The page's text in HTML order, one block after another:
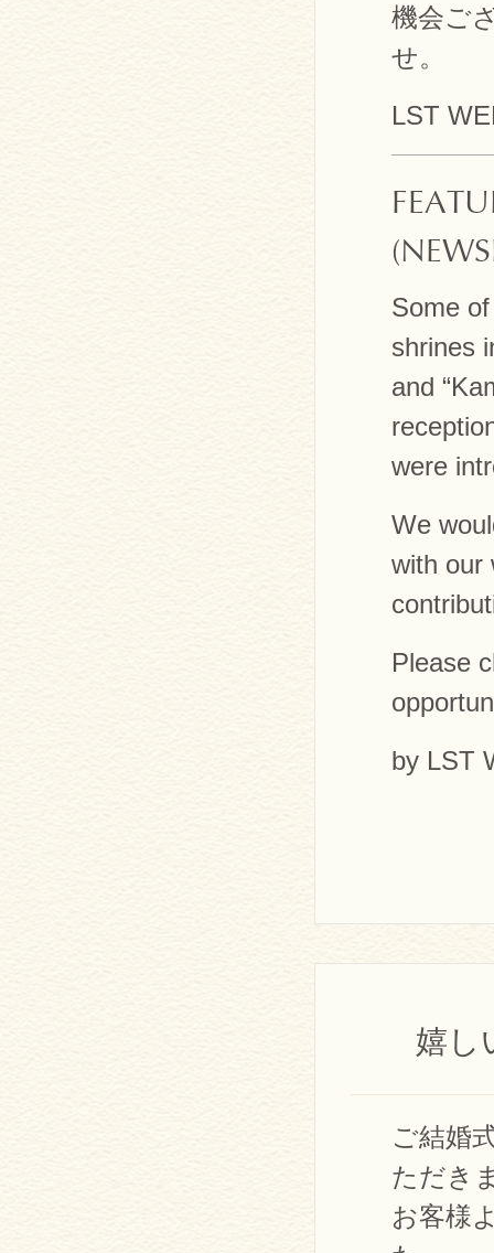
機会ご
せ。
LST
Some
shrines
and
were
We
with our
Please
by LST
嬉し
ご結婚
ただき
お客様